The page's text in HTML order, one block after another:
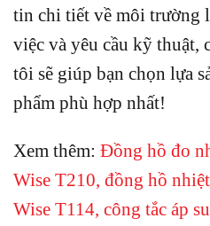
tin chi tiết về môi trường
việc và yêu cầu kỹ thuật,
tôi sẽ giúp bạn chọn lựa
phẩm phù hợp nhất!
Xem thêm: Đồng hồ đo
Wise T210, đồng hồ
Wise T114, công tắc áp